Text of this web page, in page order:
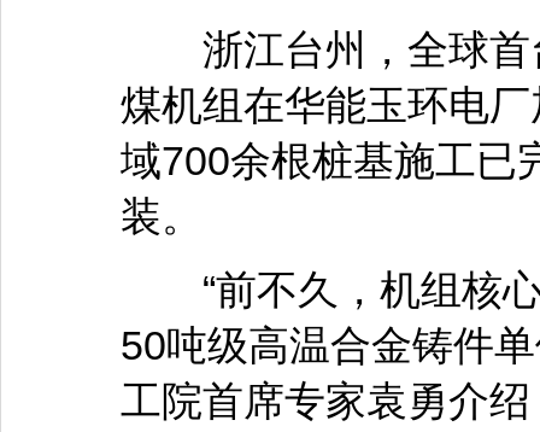
浙江台州，全球首
煤机组在华能玉环电
域700余根桩基施工已
装。
“前不久，机组核
50吨级高温合金铸件
工院首席专家袁勇介